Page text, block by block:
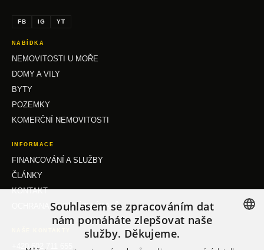
FB IG YT
NABÍDKA
NEMOVITOSTI U MOŘE
DOMY A VILY
BYTY
POZEMKY
KOMERČNÍ NEMOVITOSTI
INFORMACE
FINANCOVÁNÍ A SLUŽBY
ČLÁNKY
KONTAKT
OCHRANA OSOBNÍCH ÚDAJŮ
+420 602 711 655
Souhlasem se zpracováním dat
nám pomáháte zlepšovat naše
služby. Děkujeme.